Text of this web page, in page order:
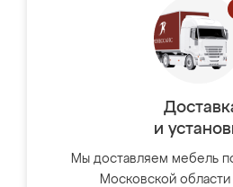
и
Мы доставляем мебель
Московской области